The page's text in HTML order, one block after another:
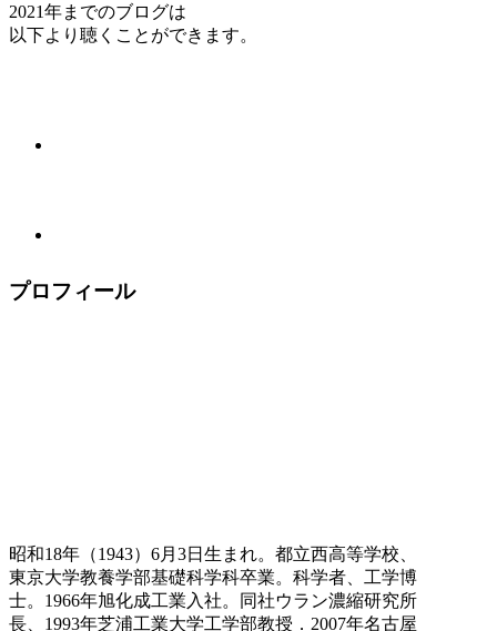
2021年までのブログは
以下より聴くことができます。
プロフィール
昭和18年（1943）6月3日生まれ。都立西高等学校、
東京大学教養学部基礎科学科卒業。科学者、工学博
士。1966年旭化成工業入社。同社ウラン濃縮研究所
長、1993年芝浦工業大学工学部教授．2007年名古屋